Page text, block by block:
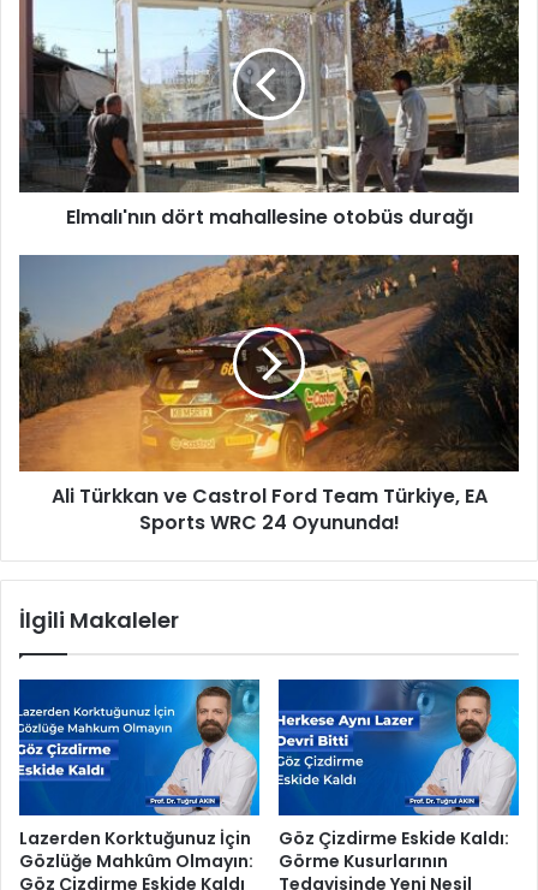
m
ı
n
ı
t
m
a
h
a
l
l
o
ü
s
d
r
a
ğ
Elmalı'nın dört mahallesine otobüs durağı
i
T
ü
r
k
k
a
l
F
o
T
e
Ali Türkkan ve Castrol Ford Team Türkiye, EA
Sports WRC 24 Oyununda!
İlgili Makaleler
Lazerden Korktuğunuz İçin
Gözlüğe Mahkûm Olmayın:
Göz Çizdirme Eskide Kaldı
Göz Çizdirme Eskide Kaldı:
Görme Kusurlarının
Tedavisinde Yeni Nesil